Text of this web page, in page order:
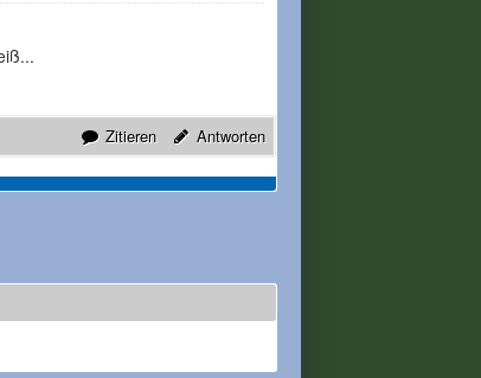
Zitieren Antworten